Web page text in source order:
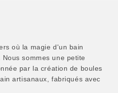
où la magie d'un bain
sommes une petite
par la création de boules
artisanaux, fabriqués avec